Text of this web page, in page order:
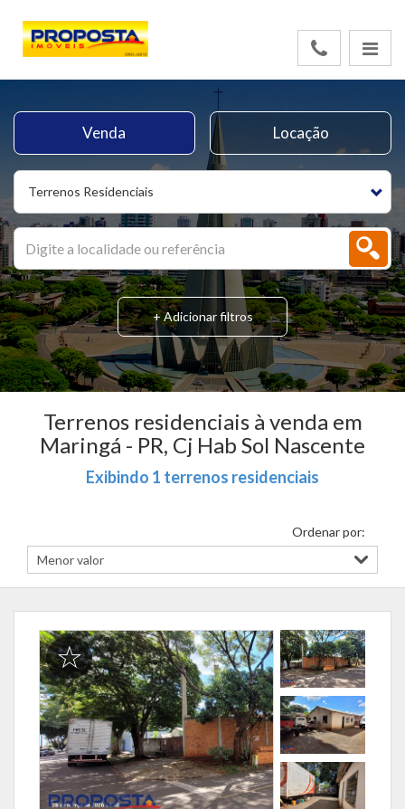
Terrenos Residenciais
Venda Locação
+ Adicionar filtros
Terrenos residenciais à venda em
Maringá - PR, Cj Hab Sol Nascente
Exibindo 1 terrenos residenciais
Ordenar por: